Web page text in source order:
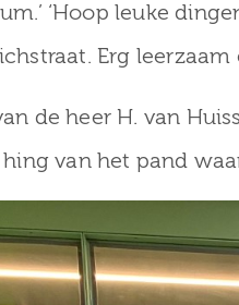
‘Hoop leuke
Erg leerzaam
de heer H. van
van het pand